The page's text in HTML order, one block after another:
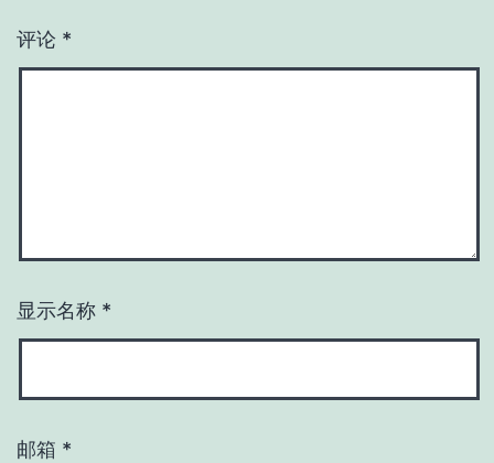
评论 *
显示名称 *
邮箱 *